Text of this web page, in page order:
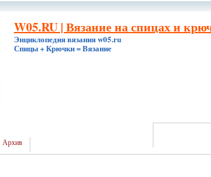
W05.RU | Вязание на спицах и
Энциклопедия вязания w05.ru
Спицы + Крючки = Вязание
Архив